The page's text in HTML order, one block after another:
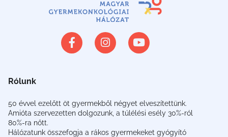
Rólunk
50 évvel ezelőtt öt gyermekből négyet elveszítettünk.
Amióta szervezetten dolgozunk, a túlélési esély 30%-ról
80%-ra nőtt.
Hálózatunk összefogja a rákos gyermekeket gyógyító